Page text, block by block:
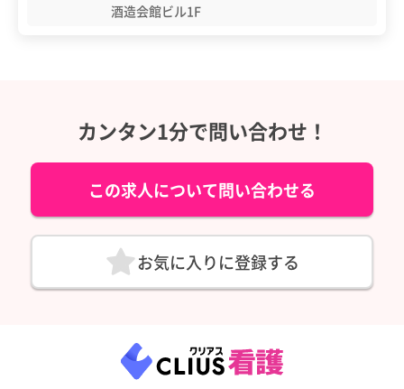
酒造会館ビル1F
カンタン1分で問い合わせ！
この求人について問い合わせる
お気に入りに登録する